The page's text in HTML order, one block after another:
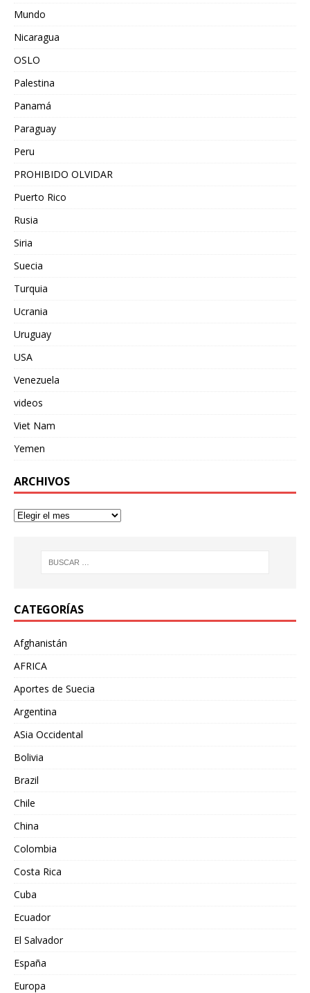
Mundo
Nicaragua
OSLO
Palestina
Panamá
Paraguay
Peru
PROHIBIDO OLVIDAR
Puerto Rico
Rusia
Siria
Suecia
Turquia
Ucrania
Uruguay
USA
Venezuela
videos
Viet Nam
Yemen
ARCHIVOS
CATEGORÍAS
Afghanistán
AFRICA
Aportes de Suecia
Argentina
ASia Occidental
Bolivia
Brazil
Chile
China
Colombia
Costa Rica
Cuba
Ecuador
El Salvador
España
Europa